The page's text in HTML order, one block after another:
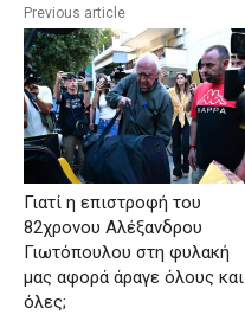
Previous article
Γιατί η επιστροφή του
82χρονου Αλέξανδρου
Γιωτόπουλου στη φυλακή
μας αφορά άραγε όλους και
όλες;